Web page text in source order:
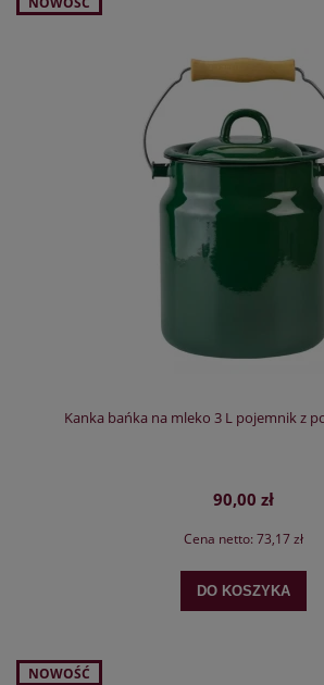
Kanka bańka na mleko 3 L pojemnik z
90,00 zł
Cena netto: 73,17 zł
DO KOSZYKA
NOWOŚĆ